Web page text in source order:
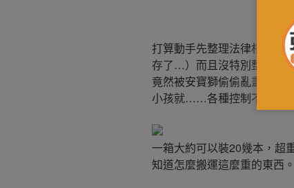
打算動手先整理法律相關
存了…）而且沒特別整理時
竟然被安寶獅偷偷亂畫了…
小孩就……各種控制不了…）
一箱大約可以裝20幾本，超
知道怎麼搬運這麼重的東西。